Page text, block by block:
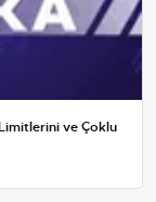
ve Çoklu